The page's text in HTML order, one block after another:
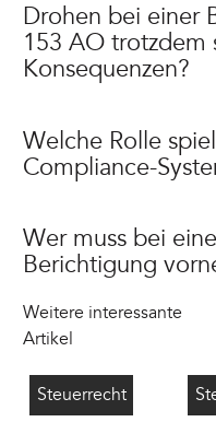
Drohen bei einer
153 AO trotzdem
Konsequenzen?
Welche Rolle
Compliance-
Wer muss bei
Berichtigung
Weitere interessante
Artikel
Steuerrecht
Erbschaftsteuer
7/28/2026 7/